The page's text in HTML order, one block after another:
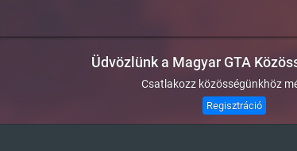
Üdvözlünk a Magyar GTA
Csatlakozz közösségünkhöz
Regisztráció